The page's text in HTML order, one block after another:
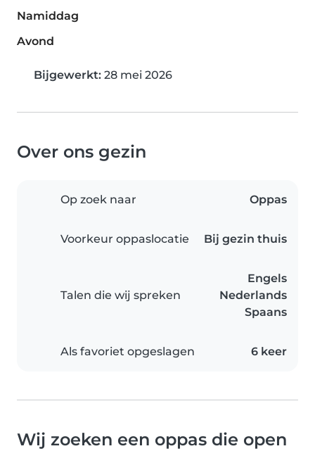
Namiddag
Avond
Bijgewerkt: 28 mei 2026
Over ons gezin
Op zoek naar Oppas
Voorkeur oppaslocatie Bij gezin thuis
Talen die wij spreken
Engels
Nederlands
Spaans
Als favoriet opgeslagen 6 keer
Wij zoeken een oppas die open